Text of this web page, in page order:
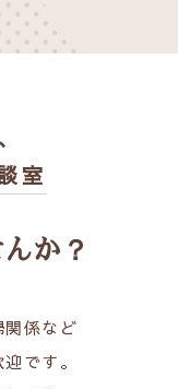
室
か？
係など
です。